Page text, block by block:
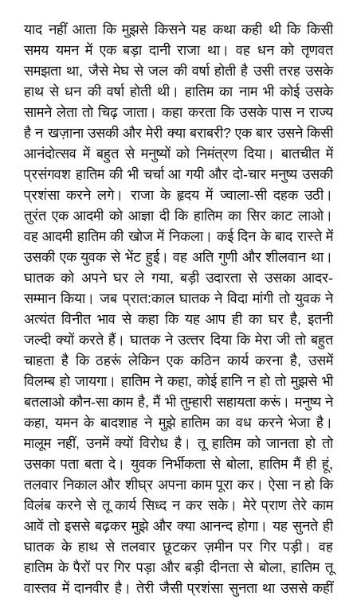
याद नहीं आता कि मुझसे किसने यह कथा कही थी कि किसी
समय यमन में एक बड़ा दानी राजा था। वह धन को तृणवत
समझता था, जैसे मेघ से जल की वर्षा होती है उसी तरह उसके
हाथ से धन की वर्षा होती थी। हातिम का नाम भी कोई उसके
सामने लेता तो चिढ़ जाता। कहा करता कि उसके पास न राज्य
है न खज़ाना उसकी और मेरी क्या बराबरी? एक बार उसने किसी
आनंदोत्सव में बहुत से मनुष्यों को निमंत्रण दिया। बातचीत में
प्रसंगवश हातिम की भी चर्चा आ गयी और दो-चार मनुष्य उसकी
प्रशंसा करने लगे। राजा के हृदय में ज्वाला-सी दहक उठी।
तुरंत एक आदमी को आज्ञा दी कि हातिम का सिर काट लाओ।
वह आदमी हातिम की खोज में निकला। कई दिन के बाद रास्ते में
उसकी एक युवक से भेंट हुई। वह अति गुणी और शीलवान था।
घातक को अपने घर ले गया, बड़ी उदारता से उसका आदर-
सम्मान किया। जब प्रात:काल घातक ने विदा मांगी तो युवक ने
अत्यंत विनीत भाव से कहा कि यह आप ही का घर है, इतनी
जल्दी क्यों करते हैं। घातक ने उत्‍तर दिया कि मेरा जी तो बहुत
चाहता है कि ठहरूं लेकिन एक कठिन कार्य करना है, उसमें
विलम्ब हो जायगा। हातिम ने कहा, कोई हानि न हो तो मुझसे भी
बतलाओ कौन-सा काम है, मैं भी तुम्हारी सहायता करूं। मनुष्य ने
कहा, यमन के बादशाह ने मुझे हातिम का वध करने भेजा है।
मालूम नहीं, उनमें क्यों विरोध है। तू हातिम को जानता हो तो
उसका पता बता दे। युवक निर्भीकता से बोला, हातिम मैं ही हूं,
तलवार निकाल और शीघ्र अपना काम पूरा कर। ऐसा न हो कि
विलंब करने से तू कार्य सिध्द न कर सके। मेरे प्राण तेरे काम
आवें तो इससे बढ़कर मुझे और क्या आनन्द होगा। यह सुनते ही
घातक के हाथ से तलवार छूटकर ज़मीन पर गिर पड़ी। वह
हातिम के पैरों पर गिर पड़ा और बड़ी दीनता से बोला, हातिम तू
वास्तव में दानवीर है। तेरी जैसी प्रशंसा सुनता था उससे कहीं